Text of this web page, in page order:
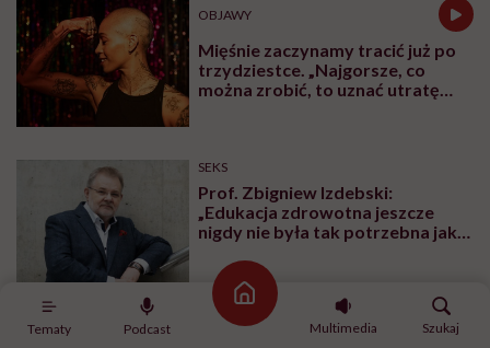
Tematy Podcast
Strona główna
Multimedia
Szukaj
OBJAWY
Mięśnie zaczynamy tracić już po
trzydziestce. „Najgorsze, co
można zrobić, to uznać utratę
SEKS
Prof. Zbigniew Izdebski:
„Edukacja zdrowotna jeszcze
nigdy nie była tak potrzebna jak
informacyjny”